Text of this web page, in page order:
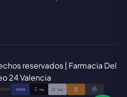
reservados | Farmacia Del
24 Valencia
SEPA  Pay G Pay ₿